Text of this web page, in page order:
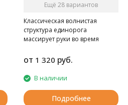
Ещё 28 вариантов
Классическая волнистая
структура единорога
массирует руки во время
вязания, а блестящая,
переливающаяся поверхность
придает спицам addi с Basic
наконечниками элегантность.
от 1 320 руб.
В наличии
Подробнее